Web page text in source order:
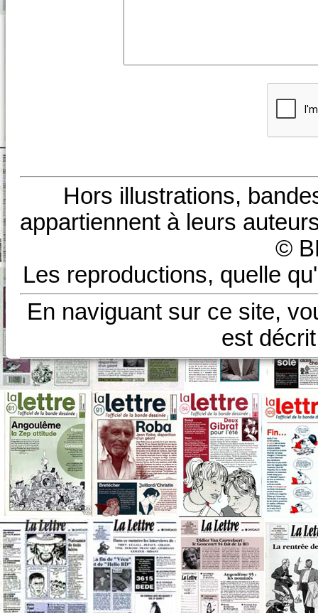
Hors illustrations,
appartiennent à leurs
©
Les reproductions, quelle
En naviguant sur ce site,
est